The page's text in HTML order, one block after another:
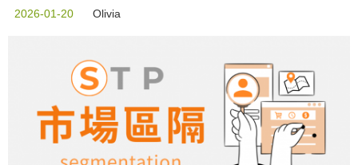
2026-01-20 Olivia